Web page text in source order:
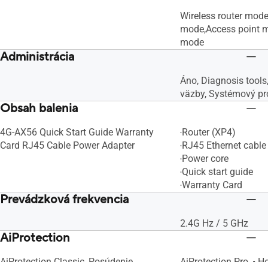
Wireless router
mode,Access point
mode
Administrácia
Áno, Diagnosis
väzby, Systémový
Obsah balenia
4G-AX56 Quick Start Guide Warranty
Card RJ45 Cable Power Adapter
‧Router (XP4)
‧RJ45 Ethernet cable
‧Power core
‧Quick start guide
‧Warranty Card
Prevádzková frekvencia
2.4G Hz / 5 GHz
AiProtection